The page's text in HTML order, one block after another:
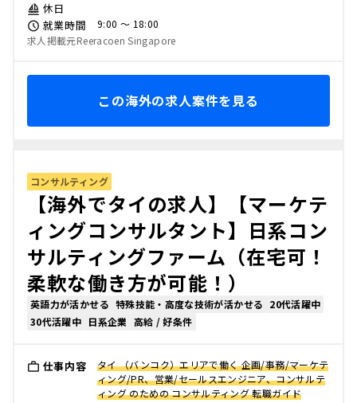
休日
就業時間
9:00 〜 18:00
求人掲載元Reeracoen Singapore
この海外の求人案件を見る
コンサルティング
【海外でタイの求人】【マーケテ
ィングコンサルタント】日系コン
サルティングファーム（在宅可！
柔軟な働き方が可能！）
英語力が活かせる 特殊技能・高度な技術が活かせる 20代活躍中
30代活躍中 日系企業 高給 / 好条件
仕事内容
タイ （バンコク）エリアで働く 企画/事務/マーケテ
ィング/PR、営業/セールスエンジニア、コンサルテ
ィング のための コンサルティング 転職ガイド